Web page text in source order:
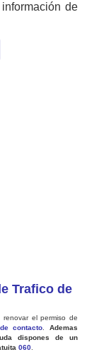
de
Trafico de
el permiso de
contacto .Ademas
dispones de un
060